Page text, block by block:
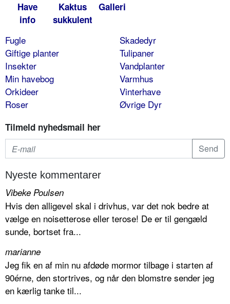
Have
info
Kaktus
sukkulent
Galleri
Fugle
Giftige planter
Insekter
Min havebog
Orkideer
Roser
Skadedyr
Tulipaner
Vandplanter
Varmhus
Vinterhave
Øvrige Dyr
Tilmeld nyhedsmail her
Nyeste kommentarer
Vibeke Poulsen
Hvis den alligevel skal i drivhus, var det nok bedre at
vælge en noisetterose eller terose! De er til gengæld
sunde, bortset fra...
marianne
Jeg fik en af min nu afdøde mormor tilbage i starten af
90érne, den stortrives, og når den blomstre sender jeg
en kærlig tanke til...